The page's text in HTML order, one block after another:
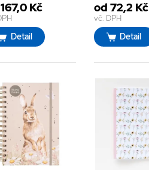
Kč
Detail
od 72,2 Kč
vč. DPH
Detail